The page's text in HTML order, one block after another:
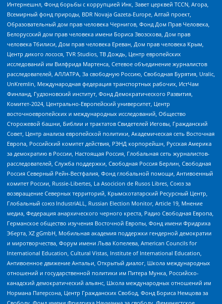
Интернешнл, Фонд борьбы с коррупцией Инк, Завет церквей TCCN, Агора,
Всемирный фонд природы, BDR Novaja Gazeta-Europe, Алтай проект,
Образовательный дом прав человека Чернигов, Фонд Дом Прав Человека,
Белорусский дом прав человека имени Бориса Звозскова, Дом прав
человека Тбилиси, Дом прав человека Ереван, Дом прав человека Крым,
Центр дикого лосося, TVR Studios, ТВ Дождь, Центр европейских
исследований им Вилфрида Мартенса, Сетевое объединение журналистов
расследователей, АЛЛАТРА, За свободную Россию, Свободная Бурятия, Uralic,
UnKremlin, Международная федерация транспортных рабочих, ИстЧам
Финланд, Гудзоновский институт, Фонд Демократического Развития,
Комитет-2024, Центрально-Европейский университет, Центр
восточноевропейских и международных исследований, Общество
Сторожевой башни, Библии и трактатов Свидетелей Иеговы, Гражданский
Совет, Центр анализа европейской политики, Академическая сеть Восточная
Европа, Российский комитет действия, РЭНД корпорейшн, Русская Америка
за демократию в России, Настоящая Россия, Глобальная сеть журналистов-
расследователей, Служба поддержки, Свободная Россия Берлин, Свободная
Россия Северный Рейн-Вестфалия, Фонд глобальной помощи, Антивоенный
комитет России, Russie-Libertes, La Asocicion de Rusos Libres, Союз за
возвращение Северных территорий, Крымскотатарский Ресурсный Центр,
Глобальный союз IndustriALL, Russian Election Monitor, Article 19, Мнение
медиа, Федерация анархического черного креста, Радио Свободная Европа,
Германское общество изучения Восточной Европы, Фонд имени Фридриха
Эберта, XZ gGmbH, Мобильная академия поддержки гендерной демократии
и миротворчества, Форум имени Льва Копелева, American Councils for
International Education, Cultural Vistas, Institute of International Education,
Антивоенное движение Антальи, Открытый диалог, Школа международных
отношений и государственной политики им Питера Мунка, Российско-
канадский демократический альянс, Школа международных отношений им
Нормана Патерсона, Центр Гражданских Свобод, Фонд Бориса Немцова за